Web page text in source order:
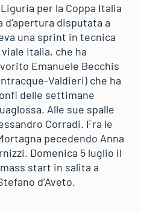
per la Coppa Italia
disputata a
una sprint in tecnica
Italia, che ha
Emanuele Becchis
Valdieri) che ha
delle settimane
Alle sue spalle
Corradi. Fra le
pecedendo Anna
Domenica 5 luglio il
start in salita a
d’Aveto.